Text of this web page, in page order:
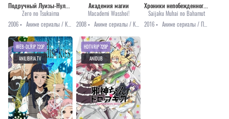
Zero no Tsukaima
2006 •
Академия магии
Macademi Wasshoi!
2008 •
Saijaku Muhai no Bahamut
2016 •
WEB-DLRIP 720P
ANILIBRIA.TV
HDTVRIP 720P
ANIDUB